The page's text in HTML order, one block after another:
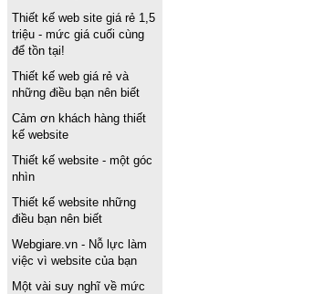
Thiết kế web site giá rẻ 1,5
triệu - mức giá cuối cùng
để tồn tại!
Thiết kế web giá rẻ và
những điều bạn nên biết
Cảm ơn khách hàng thiết
kế website
Thiết kế website - một góc
nhìn
Thiết kế website những
điều bạn nên biết
Webgiare.vn - Nỗ lực làm
việc vì website của bạn
Một vài suy nghĩ về mức